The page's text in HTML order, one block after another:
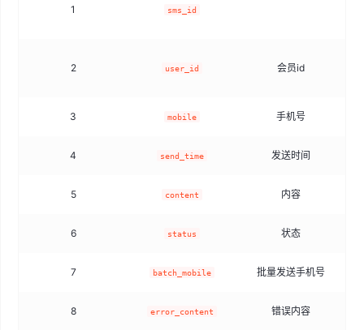
1 sms_id
2 user_id 会员id
3 mobile 手机号
4 send_time 发送时间
5 content 内容
6 status 状态
7 batch_mobile 批量发送手机号
8 error_content 错误内容